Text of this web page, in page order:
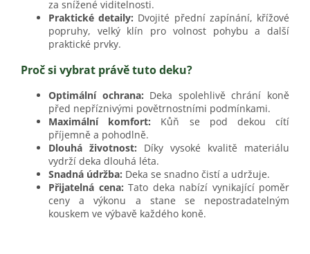
za snížené viditelnosti.
Praktické detaily: Dvojité přední zapínání, křížové
popruhy, velký klín pro volnost pohybu a další
praktické prvky.
Proč si vybrat právě tuto deku?
Optimální ochrana: Deka spolehlivě chrání koně
před nepříznivými povětrnostními podmínkami.
Maximální komfort: Kůň se pod dekou cítí
příjemně a pohodlně.
Dlouhá životnost: Díky vysoké kvalitě materiálu
vydrží deka dlouhá léta.
Snadná údržba: Deka se snadno čistí a udržuje.
Přijatelná cena: Tato deka nabízí vynikající poměr
ceny a výkonu a stane se nepostradatelným
kouskem ve výbavě každého koně.